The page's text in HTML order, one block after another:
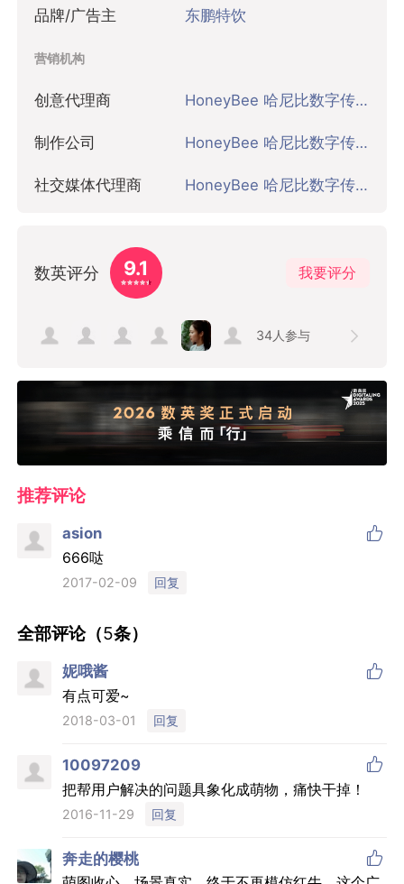
品牌/广告主 东鹏特饮
营销机构
创意代理商 HoneyBee 哈尼比数字传播 广州
制作公司 HoneyBee 哈尼比数字传播 广州
社交媒体代理商 HoneyBee 哈尼比数字传播 广州
数英评分 9.1 我要评分
34人参与
推荐评论
asion 
666哒
2017-02-09 回复
全部评论（5条）
妮哦酱 
有点可爱~
2018-03-01 回复
10097209 
把帮用户解决的问题具象化成萌物，痛快干掉！
2016-11-29 回复
奔走的樱桃 